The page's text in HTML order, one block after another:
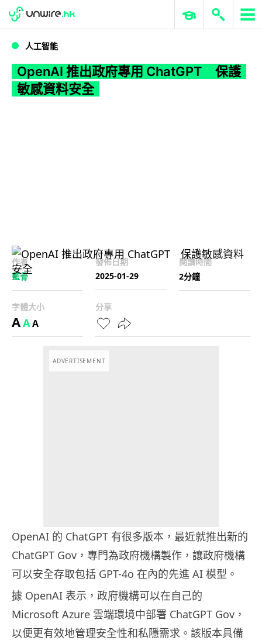
WWDC 2026 ERP 與商業 AI
人工智能
OpenAI 推出政府專用 ChatGPT 保護
敏感資料安全
作者
藍骨
發佈日期
2025-01-29
閱讀時間
2分鐘
字體大小
AAA
分享
ADVERTISEMENT
OpenAI 的 ChatGPT 有很多版本，最近就推出新的
ChatGPT Gov，專門為政府機構製作，讓政府機構
可以安全存取包括 GPT-4o 在內的先進 AI 模型。
據 OpenAI 表示，政府機構可以在自己的
Microsoft Azure 雲端環境中部署 ChatGPT Gov，
以便更有效地管理安全性和私隱需求。該版本具備